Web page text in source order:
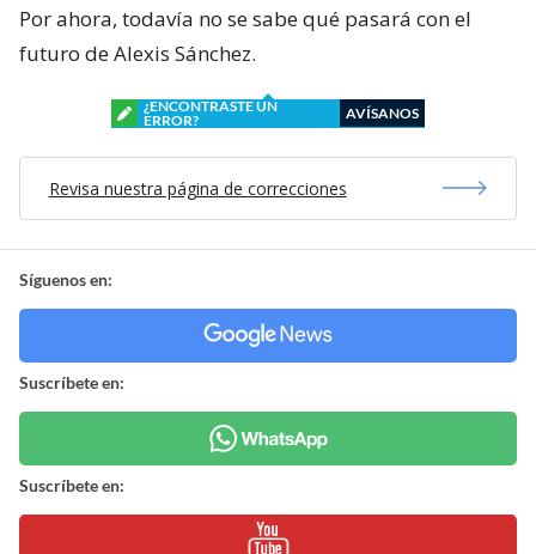
Por ahora, todavía no se sabe qué pasará con el
futuro de Alexis Sánchez.
¿ENCONTRASTE UN
ERROR?
AVÍSANOS
Revisa nuestra página de correcciones
Síguenos en:
Suscríbete en:
Suscríbete en: